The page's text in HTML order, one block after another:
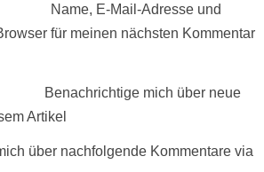
Name, E-Mail-Adresse und
für meinen nächsten Kommentar
Benachrichtige mich über neue
Artikel
über nachfolgende Kommentare via